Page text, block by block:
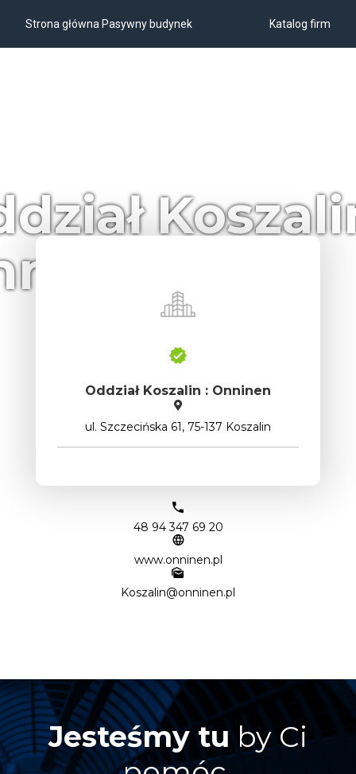
Strona główna Pasywny budynek Katalog firm
Oddział Koszalin : Onninen
ul. Szczecińska 61, 75-137 Koszalin
48 94 347 69 20
www.onninen.pl
Koszalin@onninen.pl
Jesteśmy tu by Ci